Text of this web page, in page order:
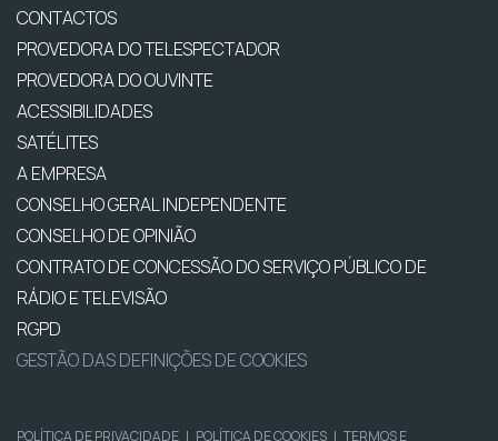
CONTACTOS
PROVEDORA DO TELESPECTADOR
PROVEDORA DO OUVINTE
ACESSIBILIDADES
SATÉLITES
A EMPRESA
CONSELHO GERAL INDEPENDENTE
CONSELHO DE OPINIÃO
CONTRATO DE CONCESSÃO DO SERVIÇO PÚBLICO DE
RÁDIO E TELEVISÃO
RGPD
GESTÃO DAS DEFINIÇÕES DE COOKIES
POLÍTICA DE PRIVACIDADE | POLÍTICA DE COOKIES | TERMOS E